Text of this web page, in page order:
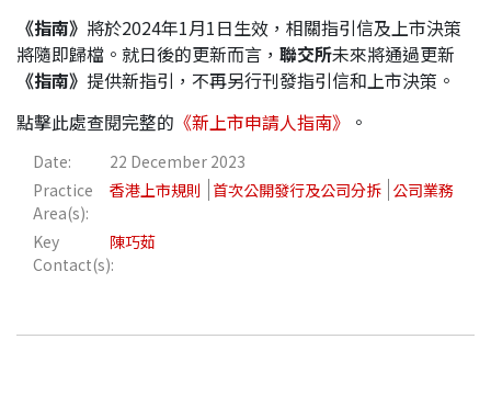
《指南》 將於2024年1月1日生效，相關指引信及上市決策
將隨即歸檔。就日後的更新而言， 聯交所未來將通過更新
《指南》 提供新指引，不再另行刊發指引信和上市決策。
點擊此處查閱完整的 《新上市申請人指南》 。
Date:
22 December 2023
Practice
Area(s):
香港上市規則 首次公開發行及公司分拆 公司業務
Key
Contact(s):
陳巧茹